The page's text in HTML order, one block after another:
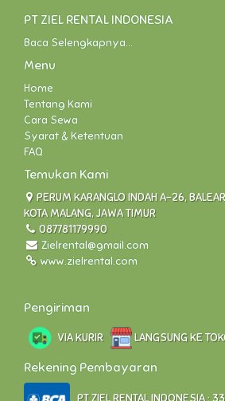
PT ZIEL RENTAL INDONESIA
Baca Selengkapnya...
Menu
Home
Tentang Kami
Cara Sewa
Syarat & Ketentuan
FAQ
Temukan Kami
PERUM KARANGLO INDAH A-26,
KOTA MALANG, JAWA TIMUR
087781179990
Zielrental@gmail.com
www.zielrental.com
Pengiriman
VIA KURIR LANGSUNG KE
Rekening Pembayaran